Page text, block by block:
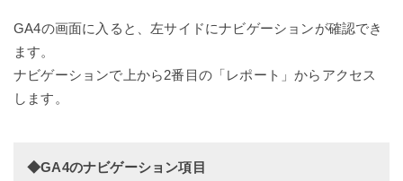
GA4の画面に入ると、左サイドにナビゲーションが確認でき
ます。
ナビゲーションで上から2番目の「レポート」からアクセス
します。
◆GA4のナビゲーション項目